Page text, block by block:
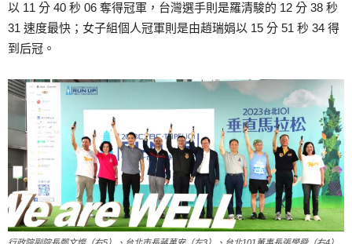
以 11 分 40 秒 06 奪得冠軍，台灣選手則是羅清駿的 12 分 38 秒
31 速度最快；女子組個人冠軍則是由趙瑞娟以 15 分 51 秒 34 得
到后冠。